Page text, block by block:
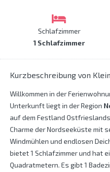
Schlafzimmer
1 Schlafzimmer
Kurzbeschreibung von
Willkommen in der
Unterkunft liegt in der Region
auf dem Festland
Charme der Nordseeküste mit
Windmühlen und endlosen
bietet 1 Schlafzimmer und hat
Quadratmetern. Es gibt 1